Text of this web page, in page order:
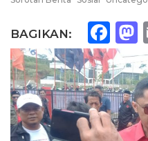
BAGIKAN: